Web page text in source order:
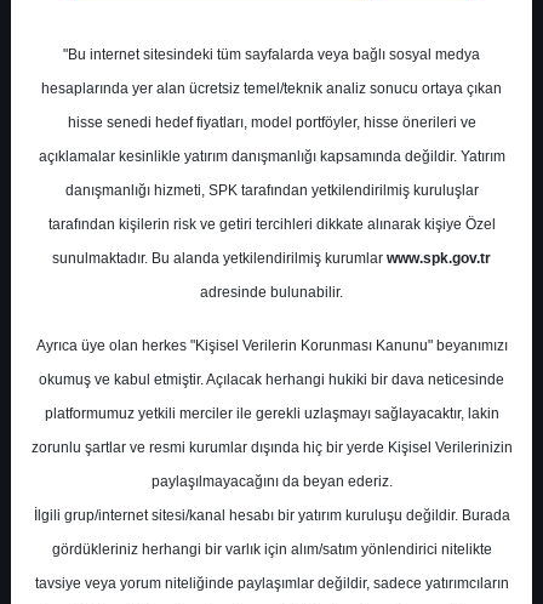
Ana Sayfa Raporlar
Ziraat Yatırım
Rapor Detay
Teknik Analiz ve Öneriler
Ziraat Yatırım 22 Temmuz 2025
BIST100, BIST30 ve Hisse Senetleri Teknik
"Bu internet sitesindeki tüm sayfalarda veya bağlı sosyal medya
hesaplarında yer alan ücretsiz temel/teknik analiz sonucu ortaya çıkan
hisse senedi hedef fiyatları, model portföyler, hisse önerileri ve
açıklamalar kesinlikle yatırım danışmanlığı kapsamında değildir. Yatırım
danışmanlığı hizmeti, SPK tarafından yetkilendirilmiş kuruluşlar
tarafından kişilerin risk ve getiri tercihleri dikkate alınarak kişiye Özel
sunulmaktadır. Bu alanda yetkilendirilmiş kurumlar www.spk.gov.tr
adresinde bulunabilir.
Ayrıca üye olan herkes "Kişisel Verilerin Korunması Kanunu" beyanımızı
okumuş ve kabul etmiştir. Açılacak herhangi hukiki bir dava neticesinde
platformumuz yetkili merciler ile gerekli uzlaşmayı sağlayacaktır, lakin
zorunlu şartlar ve resmi kurumlar dışında hiç bir yerde Kişisel Verilerinizin
paylaşılmayacağını da beyan ederiz.
İlgili grup/internet sitesi/kanal hesabı bir yatırım kuruluşu değildir. Burada
gördükleriniz herhangi bir varlık için alım/satım yönlendirici nitelikte
tavsiye veya yorum niteliğinde paylaşımlar değildir, sadece yatırımcıların